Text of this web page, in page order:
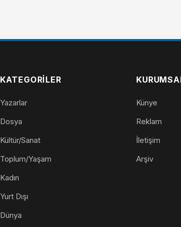
KATEGORILER
Yazarlar
Dosya
Kültür/Sanat
Toplum/Yaşam
Kadın
Yurt Dışı
Dünya
Künye
Reklam
İletişim
Arşiv